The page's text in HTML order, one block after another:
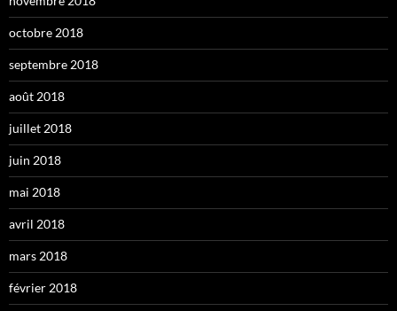
octobre 2018
septembre 2018
août 2018
juillet 2018
juin 2018
mai 2018
avril 2018
mars 2018
février 2018